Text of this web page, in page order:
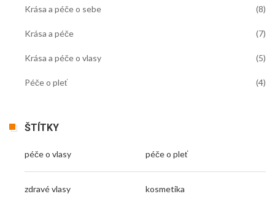
Krása a péče o sebe (8)
Krása a péče (7)
Krása a péče o vlasy (5)
Péče o pleť (4)
ŠTÍTKY
péče o vlasy péče o pleť
zdravé vlasy kosmetika